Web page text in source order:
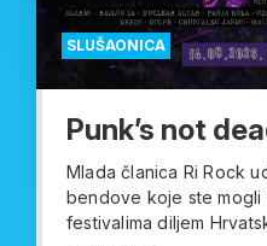
SLUŠAONICA
Punk’s not
Mlada članica Ri Rock
bendove koje ste
festivalima diljem